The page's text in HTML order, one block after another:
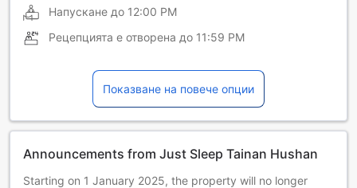
Напускане до 12:00 PM
Рецепцията е отворена до 11:59 PM
Показване на повече опции
Announcements from Just Sleep Tainan Hushan
Starting on 1 January 2025, the property will no longer